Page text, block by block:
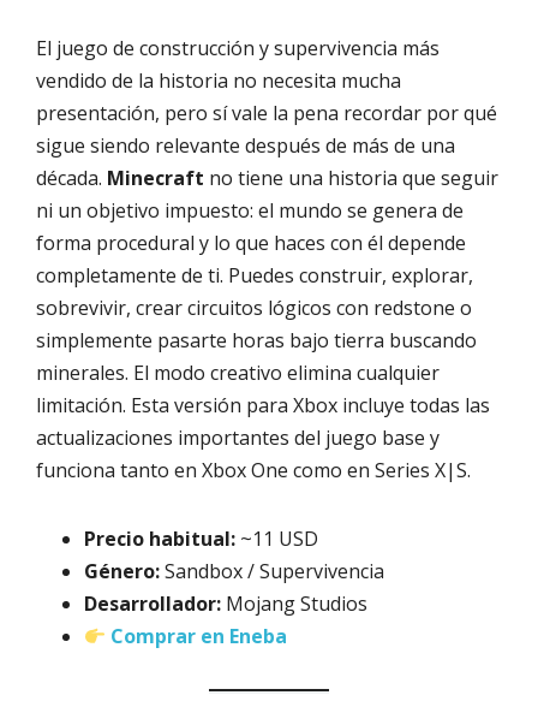
El juego de construcción y supervivencia más
vendido de la historia no necesita mucha
presentación, pero sí vale la pena recordar por qué
sigue siendo relevante después de más de una
década. Minecraft no tiene una historia que seguir
ni un objetivo impuesto: el mundo se genera de
forma procedural y lo que haces con él depende
completamente de ti. Puedes construir, explorar,
sobrevivir, crear circuitos lógicos con redstone o
simplemente pasarte horas bajo tierra buscando
minerales. El modo creativo elimina cualquier
limitación. Esta versión para Xbox incluye todas las
actualizaciones importantes del juego base y
funciona tanto en Xbox One como en Series X|S.
Precio habitual: ~11 USD
Género:Sandbox / Supervivencia
Desarrollador: Mojang Studios
Comprar en Eneba